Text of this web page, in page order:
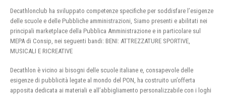
Decathlonclub ha sviluppato competenze specifiche per soddisfare l’esigenze
delle scuole e delle Pubbliche amministrazioni, Siamo presenti e abilitati nei
principali marketplace della Pubblica Amministrazione e in particolare sul
MEPA di Consip, nei seguenti bandi: BENI: ATTREZZATURE SPORTIVE,
MUSICALI E RICREATIVE
Decathlon è vicino ai bisogni delle scuole italiane e, consapevole delle
esigenze di pubblicità legate al mondo del PON, ha costruito un’offerta
apposita dedicata ai materiali e all’abbigliamento personalizzabile con i loghi